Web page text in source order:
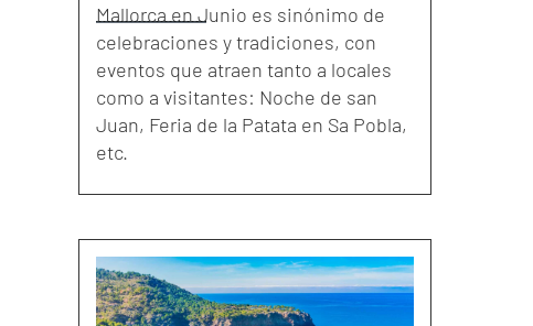
Mallorca en Junio es sinónimo de
celebraciones y tradiciones, con
eventos que atraen tanto a locales
como a visitantes: Noche de san
Juan, Feria de la Patata en Sa Pobla,
etc.